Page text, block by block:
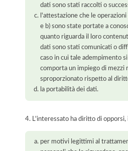
dati sono stati raccolti o
l'attestazione che le
e b) sono state portate a
quanto riguarda il loro
dati sono stati comunicati o
caso in cui tale adempimento
comporta un impiego di mezzi
sproporzionato rispetto al
la portabilità dei dati.
4. L'interessato ha diritto di
per motivi legittimi al